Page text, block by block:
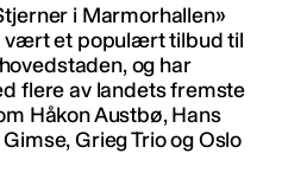
i Marmorhallen»
vært et populært tilbud til
og har
flere av landets fremste
Håkon Austbø, Hans
Grieg Trio og Oslo